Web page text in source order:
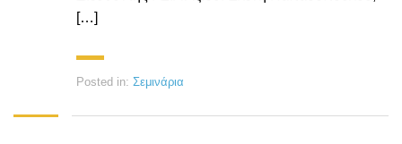
[…]
Posted in: Σεμινάρια